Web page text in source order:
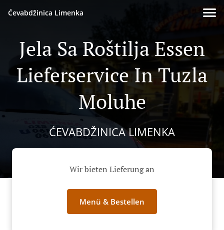
Ćevabdžinica Limenka
Jela Sa Roštilja Essen
Lieferservice In Tuzla
Moluhe
ĆEVABDŽINICA LIMENKA
Wir bieten Lieferung an
Menü & Bestellen